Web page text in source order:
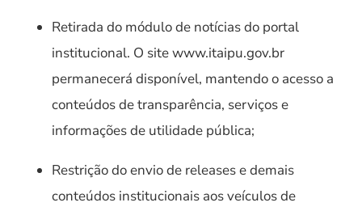
Retirada do módulo de notícias do portal
institucional. O site www.itaipu.gov.br
permanecerá disponível, mantendo o acesso a
conteúdos de transparência, serviços e
informações de utilidade pública;
Restrição do envio de releases e demais
conteúdos institucionais aos veículos de